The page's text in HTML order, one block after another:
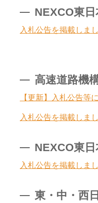
NEXCO東
入札公告を掲載しま
高速道路機
【更新】入札公告等
入札公告を掲載しま
NEXCO東
入札公告を掲載しま
東・中・西